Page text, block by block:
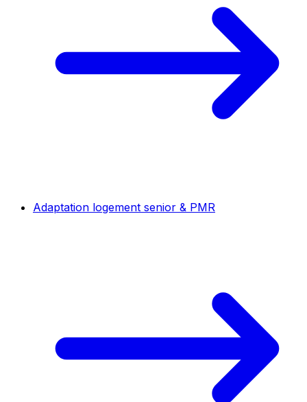
Adaptation logement senior & PMR